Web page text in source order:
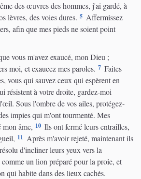
des œuvres des hommes, j'ai gardé, à
lèvres, des voies dures. 5 Affermissez
afin que mes pieds ne soient point
vous m'avez exaucé, mon Dieu ;
moi, et exaucez mes paroles. 7 Faites
vous qui sauvez ceux qui espèrent en
résistent à votre droite, gardez-moi
Sous l'ombre de vos ailes, protégez-
impies qui m'ont tourmenté. Mes
âme, 10 Ils ont fermé leurs entrailles,
11 Après m'avoir rejeté, maintenant ils
d'incliner leurs yeux vers la
un lion préparé pour la proie, et
qui habite dans des lieux cachés.